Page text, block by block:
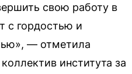
свою работу в
с гордостью и
— отметила
института за